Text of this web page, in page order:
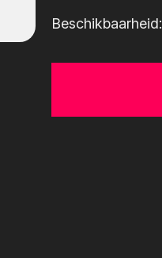
Beschikbaarheid: